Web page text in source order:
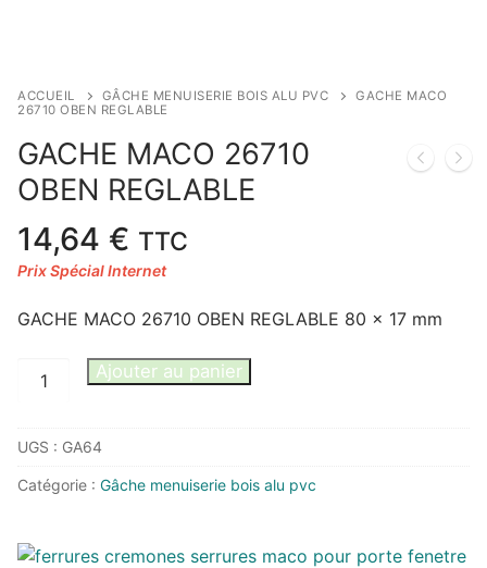
ACCUEIL GÂCHE MENUISERIE BOIS ALU PVC
GACHE MACO
26710 OBEN REGLABLE
GACHE MACO 26710
OBEN REGLABLE
14,64 € TTC
GACHE MACO 26710 OBEN REGLABLE 80 x 17 mm
quantité
MACO
26710
Ajouter au panier
UGS : GA64
Catégorie : Gâche menuiserie bois alu pvc